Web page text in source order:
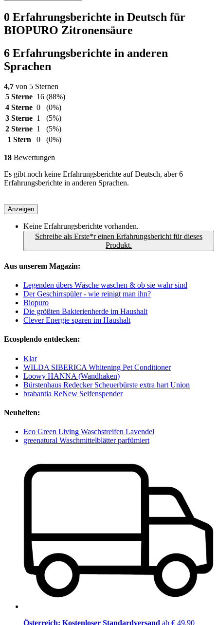
0 Erfahrungsberichte in Deutsch für
BIOPURO Zitronensäure
6 Erfahrungsberichte in anderen
Sprachen
4,7 von 5 Sternen
5 Sterne 16 (88%)
4 Sterne 0
(0%)
3 Sterne 1
(5%)
2 Sterne 1
(5%)
1 Stern
0 (0%)
18 Bewertungen
Es gibt noch keine Erfahrungsberichte auf Deutsch, aber 6
Erfahrungsberichte in anderen Sprachen.
Anzeigen
Keine Erfahrungsberichte vorhanden.
Schreibe als Erste*r einen Erfahrungsbericht für dieses
Produkt.
Aus unserem Magazin:
Legenden übers Wäsche waschen & ob sie wahr sind
Der Geschirrspüler - wie reinigt man ihn?
Biopuro
Die größten Bakterienherde im Haushalt
Clever Energie sparen im Haushalt
Ecosplendo entdecken:
Klar
WILDA SIBERICA Whitening Pet Conditioner
Loowy HANNA (Wandhaken)
Bürstenhaus Redecker Scheuerbürste extra hart Union
brabantia ReNew Seifenspender
Neuheiten:
Eco Green Living Waschstreifen Lavendel
greenatural Waschmittelblätter parfümiert
Österreich: Kostenloser Standardversand ab € 49,90